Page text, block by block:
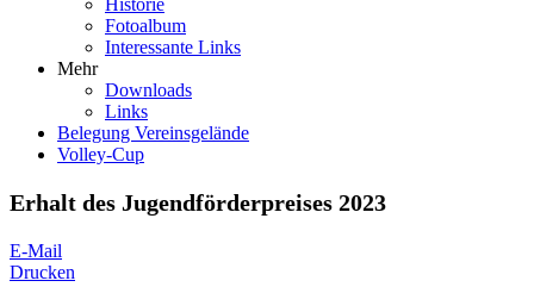
Historie
Fotoalbum
Interessante Links
Mehr
Downloads
Links
Belegung Vereinsgelände
Volley-Cup
Erhalt des Jugendförderpreises 2023
E-Mail
Drucken